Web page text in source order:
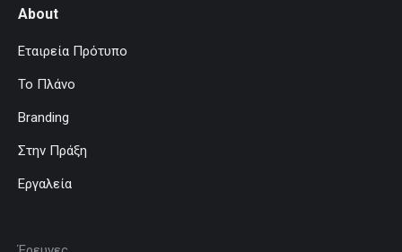
About
Εταιρεία Πρότυπο
Το Πλάνο
Branding
Στην Πράξη
Εργαλεία